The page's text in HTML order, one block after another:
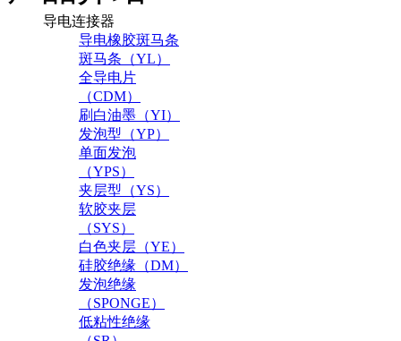
导电连接器
导电橡胶斑马条
斑马条（YL）
全导电片
（CDM）
刷白油墨（YI）
发泡型（YP）
单面发泡
（YPS）
夹层型（YS）
软胶夹层
（SYS）
白色夹层（YE）
硅胶绝缘（DM）
发泡绝缘
（SPONGE）
低粘性绝缘